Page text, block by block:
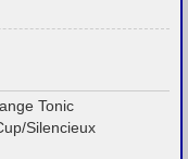
Tonic
Silencieux